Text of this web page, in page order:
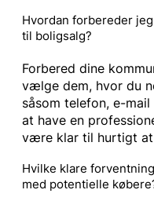
Hvordan forbereder
til boligsalg?
Forbered dine
vælge dem, hvor du
såsom telefon, e-
at have en
være klar til hurtigt at
Hvilke klare
med potentielle